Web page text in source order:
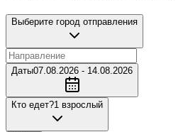
Выберите город отправления
Даты07.08.2026 - 14.08.2026
Кто едет?1 взрослый